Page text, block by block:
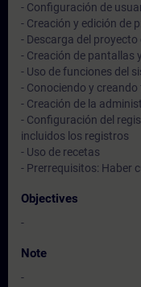
- Configuración de
- Creación y edición de
- Descarga del proyecto
- Creación de pantallas
- Uso de funciones del
- Conociendo y
- Creación de la
- Configuración del
incluidos los registros
- Uso de recetas
- Prerrequisitos: Haber
Objectives
-
Note
-